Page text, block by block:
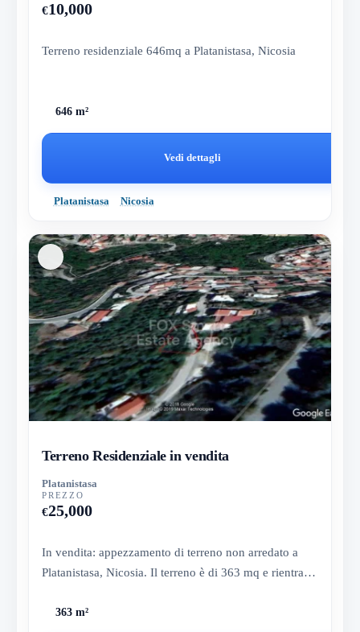
€10,000
Terreno residenziale 646mq a Platanistasa, Nicosia
646 m²
Vedi dettagli
Platanistasa Nicosia
Terreno Residenziale in vendita
Platanistasa
PREZZO
€25,000
In vendita: appezzamento di terreno non arredato a
Platanistasa, Nicosia. Il terreno è di 363 mq e rientra in
363 m²